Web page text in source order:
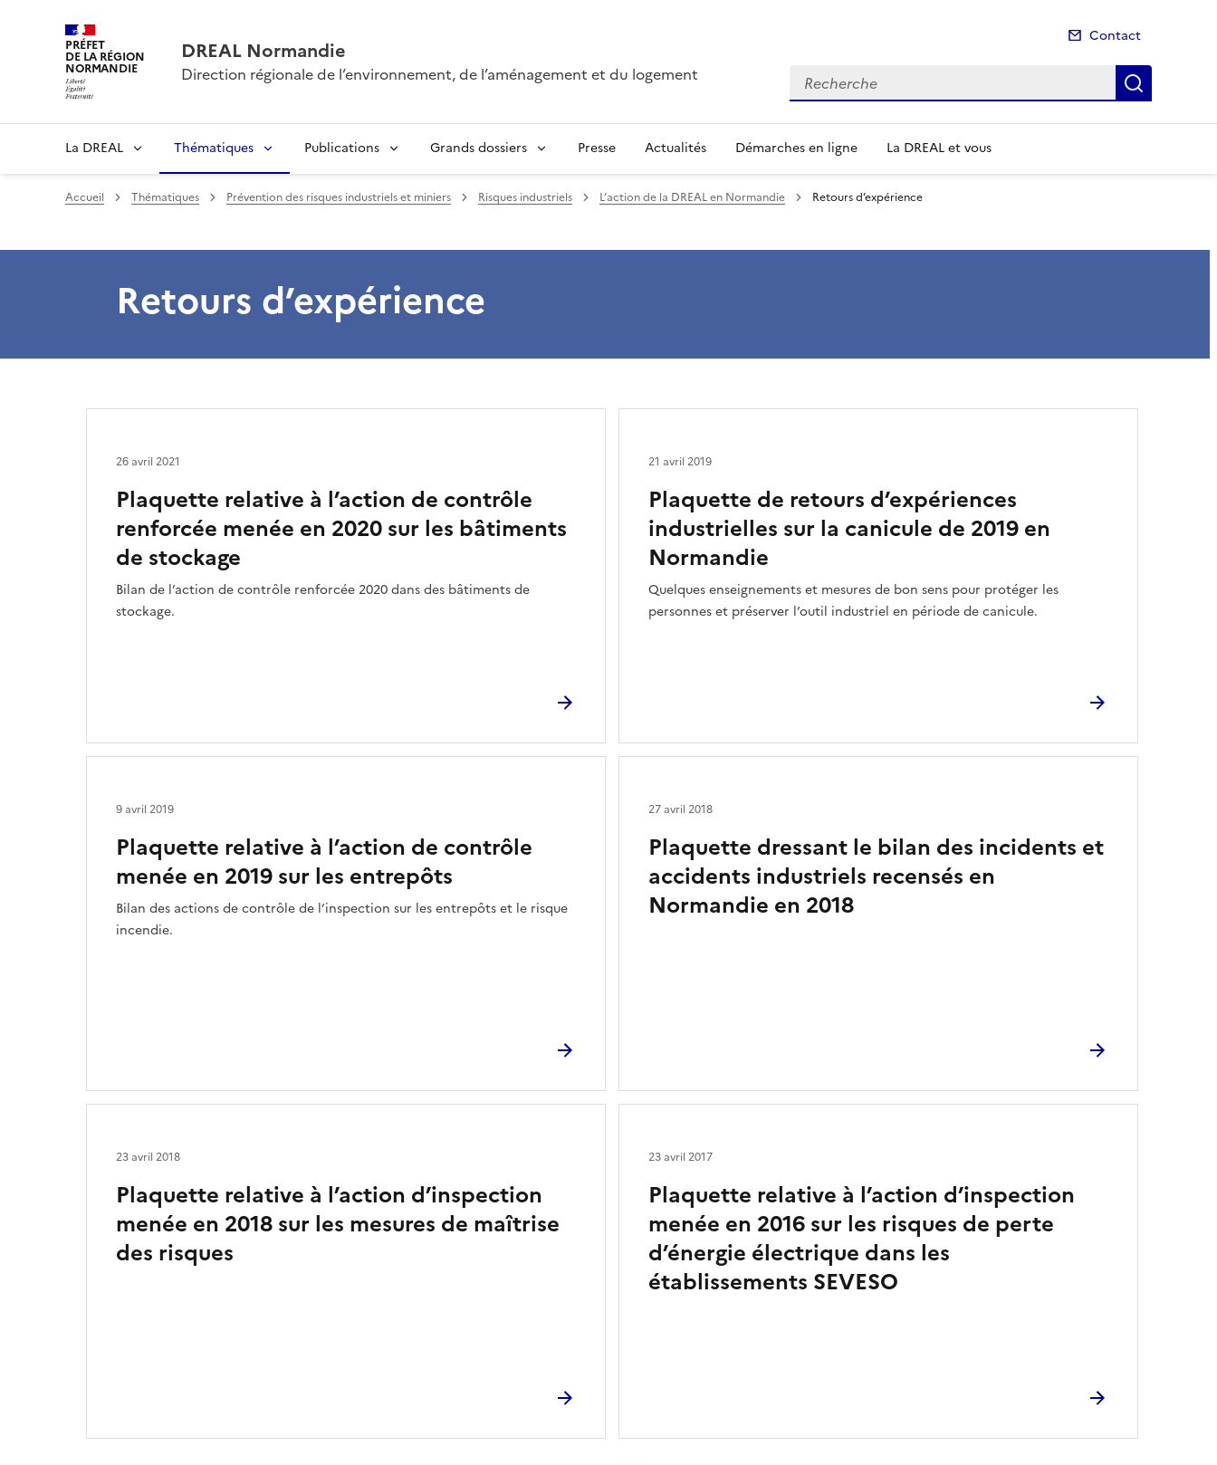
PRÉFET
DE LA RÉGION
NORMANDIE
DREAL Normandie
Direction régionale de l’environnement, de l’aménagement et du logement
Contact
Recherche
La DREAL Thématiques Publications Grands dossiers Presse Actualités Démarches en ligne La DREAL et vous
Accueil Thématiques Prévention des risques industriels et miniers Risques industriels L’action de la DREAL en Normandie Retours d’expérience
Retours d’expérience
Plaquette relative à l’action de contrôle
renforcée menée en 2020 sur les bâtiments
de stockage
Bilan de l’action de contrôle renforcée 2020 dans des bâtiments de
stockage.
26 avril 2021
Plaquette de retours d’expériences
industrielles sur la canicule de 2019 en
Normandie
Quelques enseignements et mesures de bon sens pour protéger les
personnes et préserver l’outil industriel en période de canicule.
21 avril 2019
Plaquette relative à l’action de contrôle
menée en 2019 sur les entrepôts
Bilan des actions de contrôle de l’inspection sur les entrepôts et le risque
incendie.
9 avril 2019
Plaquette dressant le bilan des incidents et
accidents industriels recensés en
Normandie en 2018
27 avril 2018
Plaquette relative à l’action d’inspection
menée en 2018 sur les mesures de maîtrise
des risques
23 avril 2018
Plaquette relative à l’action d’inspection
menée en 2016 sur les risques de perte
d’énergie électrique dans les
établissements SEVESO
23 avril 2017